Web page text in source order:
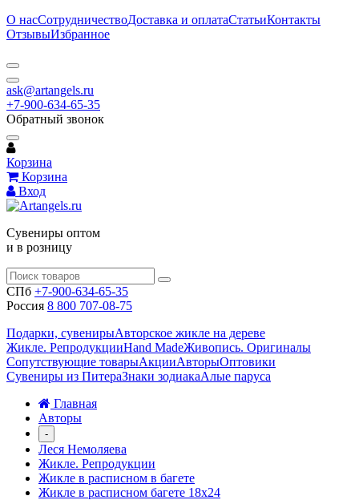
О насСотрудничествоДоставка и оплатаСтатьиКонтакты
ОтзывыИзбранное
ask@artangels.ru
+7-900-634-65-35
Обратный звонок
Корзина
Корзина
Вход
Сувениры оптом
и в розницу
СПб +7-900-634-65-35
Россия 8 800 707-08-75
Подарки, сувенирыАвторское жикле на дереве
Жикле. РепродукцииHand MadeЖивопись. Оригиналы
Сопутствующие товарыАкцииАвторыОптовики
Сувениры из ПитераЗнаки зодиакаАлые паруса
Главная
Авторы
-
Леся Немоляева
Жикле. Репродукции
Жикле в расписном в багете
Жикле в расписном багете 18х24